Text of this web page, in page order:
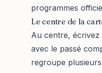
programmes
Le centre de la
Au centre, écrivez
avec le passé
regroupe